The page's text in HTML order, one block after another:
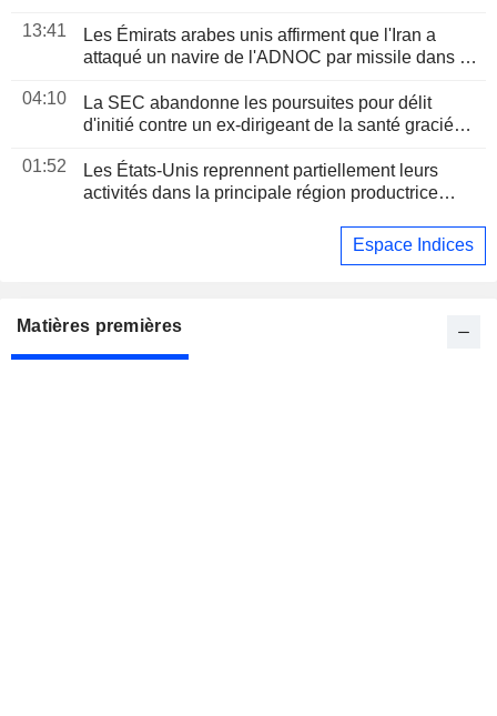
13:41
Les Émirats arabes unis affirment que l'Iran a
attaqué un navire de l'ADNOC par missile dans le
04:10
La SEC abandonne les poursuites pour délit
d'initié contre un ex-dirigeant de la santé gracié
01:52
Les États-Unis reprennent partiellement leurs
activités dans la principale région productrice
Espace Indices
Matières premières